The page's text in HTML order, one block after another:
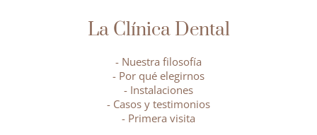
La Clínica Dental
- Nuestra filosofía
- Por qué elegirnos
- Instalaciones
- Casos y testimonios
- Primera visita